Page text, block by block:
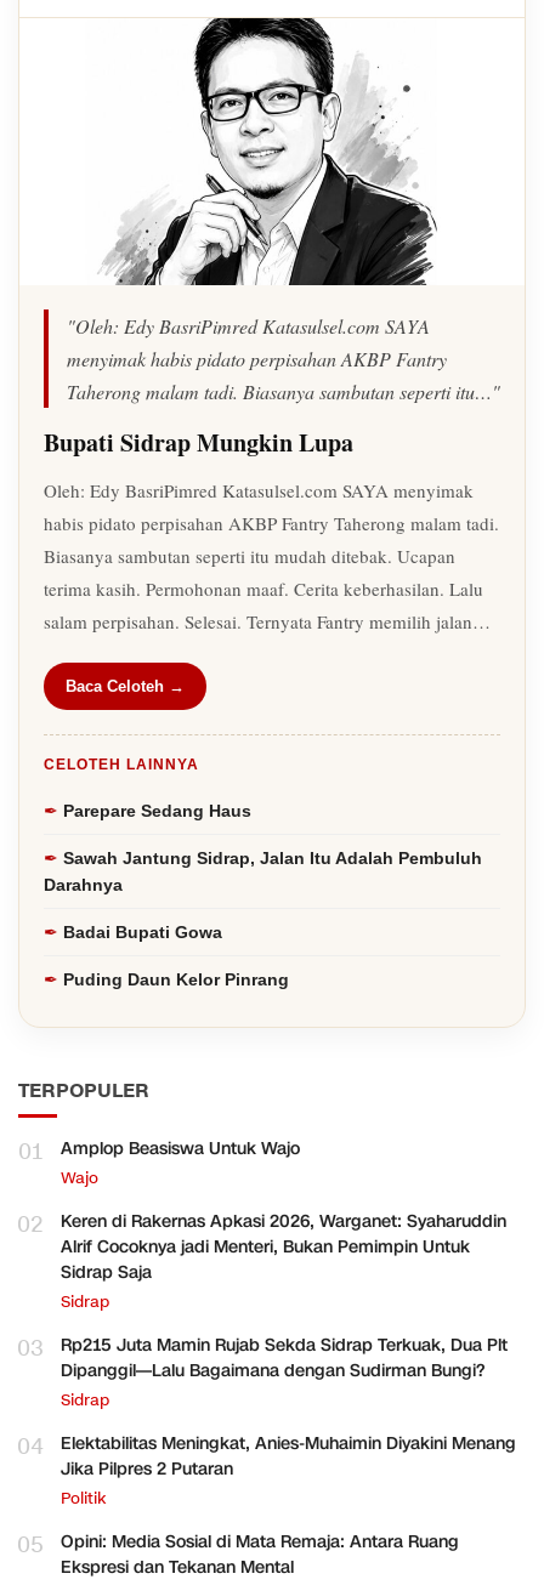
"Oleh: Edy BasriPimred Katasulsel.com SAYA
menyimak habis pidato perpisahan AKBP Fantry
Taherong malam tadi. Biasanya sambutan seperti itu…"
Bupati Sidrap Mungkin Lupa
Oleh: Edy BasriPimred Katasulsel.com SAYA menyimak
habis pidato perpisahan AKBP Fantry Taherong malam tadi.
Biasanya sambutan seperti itu mudah ditebak. Ucapan
terima kasih. Permohonan maaf. Cerita keberhasilan. Lalu
salam perpisahan. Selesai. Ternyata Fantry memilih jalan…
Baca Celoteh →
CELOTEH LAINNYA
Parepare Sedang Haus
Sawah Jantung Sidrap, Jalan Itu Adalah Pembuluh
Darahnya
Badai Bupati Gowa
Puding Daun Kelor Pinrang
TERPOPULER
01 Amplop Beasiswa Untuk Wajo
Wajo
02
Keren di Rakernas Apkasi 2026, Warganet: Syaharuddin
Alrif Cocoknya jadi Menteri, Bukan Pemimpin Untuk
Sidrap Saja
Sidrap
03
Rp215 Juta Mamin Rujab Sekda Sidrap Terkuak, Dua Plt
Dipanggil—Lalu Bagaimana dengan Sudirman Bungi?
Sidrap
04
Elektabilitas Meningkat, Anies-Muhaimin Diyakini Menang
Jika Pilpres 2 Putaran
Politik
05
Opini: Media Sosial di Mata Remaja: Antara Ruang
Ekspresi dan Tekanan Mental